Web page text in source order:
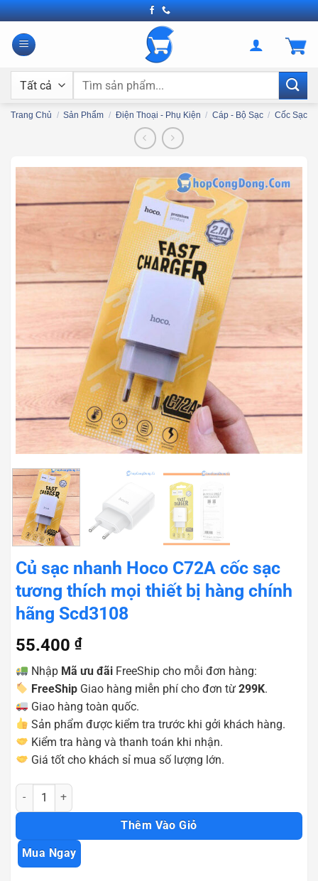
Bỏ
qua
nội
Tìm
Trang Chủ / Sản Phẩm / Điện Thoại - Phụ Kiện / Cáp - Bộ Sạc / Cốc Sạc
Củ sạc nhanh Hoco C72A cốc sạc
tương thích mọi thiết bị hàng chính
hãng Scd3108
55.400 ₫
Nhập Mã ưu đãi FreeShip cho mỗi đơn hàng:
FreeShip Giao hàng miễn phí cho đơn từ299K.
Giao hàng toàn quốc.
Sản phẩm được kiểm tra trước khi gởi khách hàng.
Kiểm tra hàng và thanh toán khi nhận.
Giá tốt cho khách sỉ mua số lượng lớn.
Củ sạc nhanh Hoco C72A cốc sạc tương thích mọi thiết bị hàng
Thêm Vào Giỏ
Mua Ngay